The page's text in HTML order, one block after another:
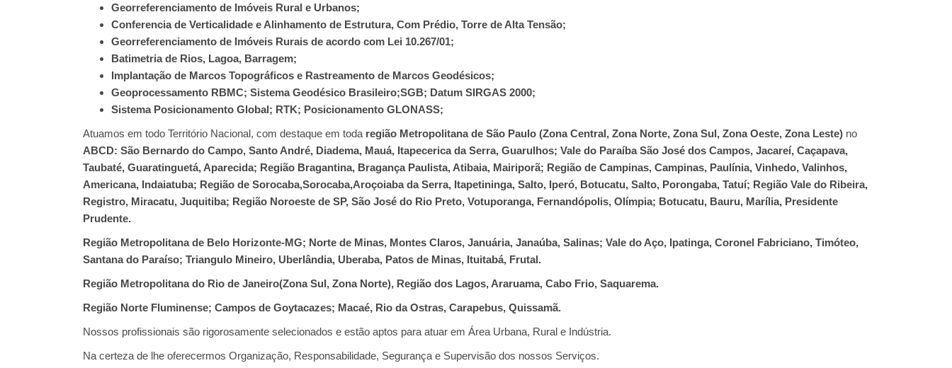
Georreferenciamento de Imóveis Rural e Urbanos;
Conferencia de Verticalidade e Alinhamento de Estrutura, Com Prédio, Torre de Alta Tensão;
Georreferenciamento de Imóveis Rurais de acordo com Lei 10.267/01;
Batimetria de Rios, Lagoa, Barragem;
Implantação de Marcos Topográficos e Rastreamento de Marcos Geodésicos;
Geoprocessamento RBMC; Sistema Geodésico Brasileiro;SGB; Datum SIRGAS 2000;
Sistema Posicionamento Global; RTK; Posicionamento GLONASS;
Atuamos em todo Território Nacional, com destaque em toda região Metropolitana de São Paulo (Zona Central, Zona Norte, Zona Sul, Zona Oeste, Zona Leste) no
ABCD: São Bernardo do Campo, Santo André, Diadema, Mauá, Itapecerica da Serra, Guarulhos; Vale do Paraíba São José dos Campos, Jacareí, Caçapava,
Taubaté, Guaratinguetá, Aparecida; Região Bragantina, Bragança Paulista, Atibaia, Mairiporã; Região de Campinas, Campinas, Paulínia, Vinhedo, Valinhos,
Americana, Indaiatuba; Região de Sorocaba,Sorocaba,Aroçoiaba da Serra, Itapetininga, Salto, Iperó, Botucatu, Salto, Porongaba, Tatuí; Região Vale do Ribeira,
Registro, Miracatu, Juquitiba; Região Noroeste de SP, São José do Rio Preto, Votuporanga, Fernandópolis, Olímpia; Botucatu, Bauru, Marília, Presidente
Prudente.
Região Metropolitana de Belo Horizonte-MG; Norte de Minas, Montes Claros, Januária, Janaúba, Salinas; Vale do Aço, Ipatinga, Coronel Fabriciano, Timóteo,
Santana do Paraíso; Triangulo Mineiro, Uberlândia, Uberaba, Patos de Minas, Ituitabá, Frutal.
Região Metropolitana do Rio de Janeiro(Zona Sul, Zona Norte), Região dos Lagos, Araruama, Cabo Frio, Saquarema.
Região Norte Fluminense; Campos de Goytacazes; Macaé, Rio da Ostras, Carapebus, Quissamã.
Nossos profissionais são rigorosamente selecionados e estão aptos para atuar em Área Urbana, Rural e Indústria.
Na certeza de lhe oferecermos Organização, Responsabilidade, Segurança e Supervisão dos nossos Serviços.